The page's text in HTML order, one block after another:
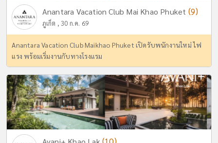
Anantara Vacation Club Mai Khao Phuket (9)
ภูเก็ต , 30 ก.ค. 69
Anantara Vacation Club Maikhao Phuket เปิดรับพนักงานใหม่ ไฟ
แรง พร้อมเริ่มงานกับทางโรงแรม